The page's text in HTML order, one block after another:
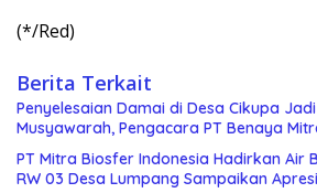
(*/Red)
Berita Terkait
Penyelesaian Damai di Desa Cikupa
Musyawarah, Pengacara PT Benaya
PT Mitra Biosfer Indonesia Hadirkan Air
RW 03 Desa Lumpang Sampaikan